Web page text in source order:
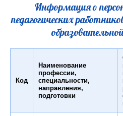
Информация о
педагогических
Код
Наименование
профессии,
специальности,
направления,
подготовки